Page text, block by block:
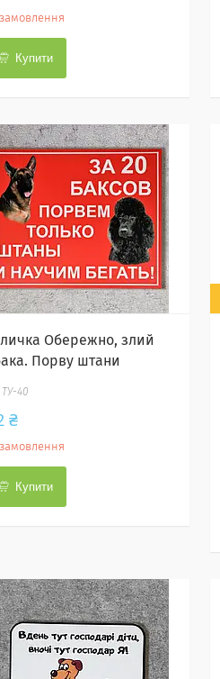
Купити
Обережно, злий
Порву штани
ТУ-40
₴
Купити